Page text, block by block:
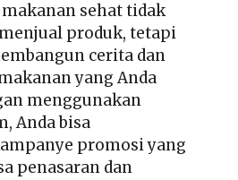
sehattidak
produk, tetapi
cerita dan
yang Anda
menggunakan
Anda bisa
promosi yang
penasaran dan